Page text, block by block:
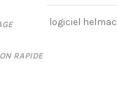
RAPIDE
logiciel helmac